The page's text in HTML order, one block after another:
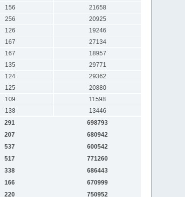
156
21658
256
20925
126
19246
167
27134
167
18957
135
29771
124
29362
125
20880
109
11598
138
13446
291
698793
207
680942
537
600542
517
771260
338
686443
166
670999
220
750952